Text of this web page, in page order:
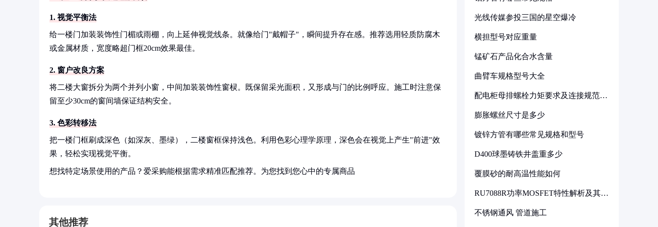
1. 视觉平衡法
给一楼门加装装饰性门楣或雨棚，向上延伸视觉线条。就像给门"戴帽子"，瞬间提升存在感。推荐选用轻质防腐木
或金属材质，宽度略超门框20cm效果最佳。
2. 窗户改良方案
将二楼大窗拆分为两个并列小窗，中间加装装饰性窗棂。既保留采光面积，又形成与门的比例呼应。施工时注意保
留至少30cm的窗间墙保证结构安全。
3. 色彩转移法
把一楼门框刷成深色（如深灰、墨绿），二楼窗框保持浅色。利用色彩心理学原理，深色会在视觉上产生"前进"效
果，轻松实现视觉平衡。
想找特定场景使用的产品？爱采购能根据需求精准匹配推荐。为您找到您心中的专属商品
其他推荐
光线传媒参投三国的星空爆冷
横担型号对应重量
锰矿石产品化合水含量
曲臂车规格型号大全
配电柜母排螺栓力矩要求及连接规范详
膨胀螺丝尺寸是多少
镀锌方管有哪些常见规格和型号
D400球墨铸铁井盖重多少
覆膜砂的耐高温性能如何
RU7088R功率MOSFET特性解析及其在
不锈钢通风 管道施工